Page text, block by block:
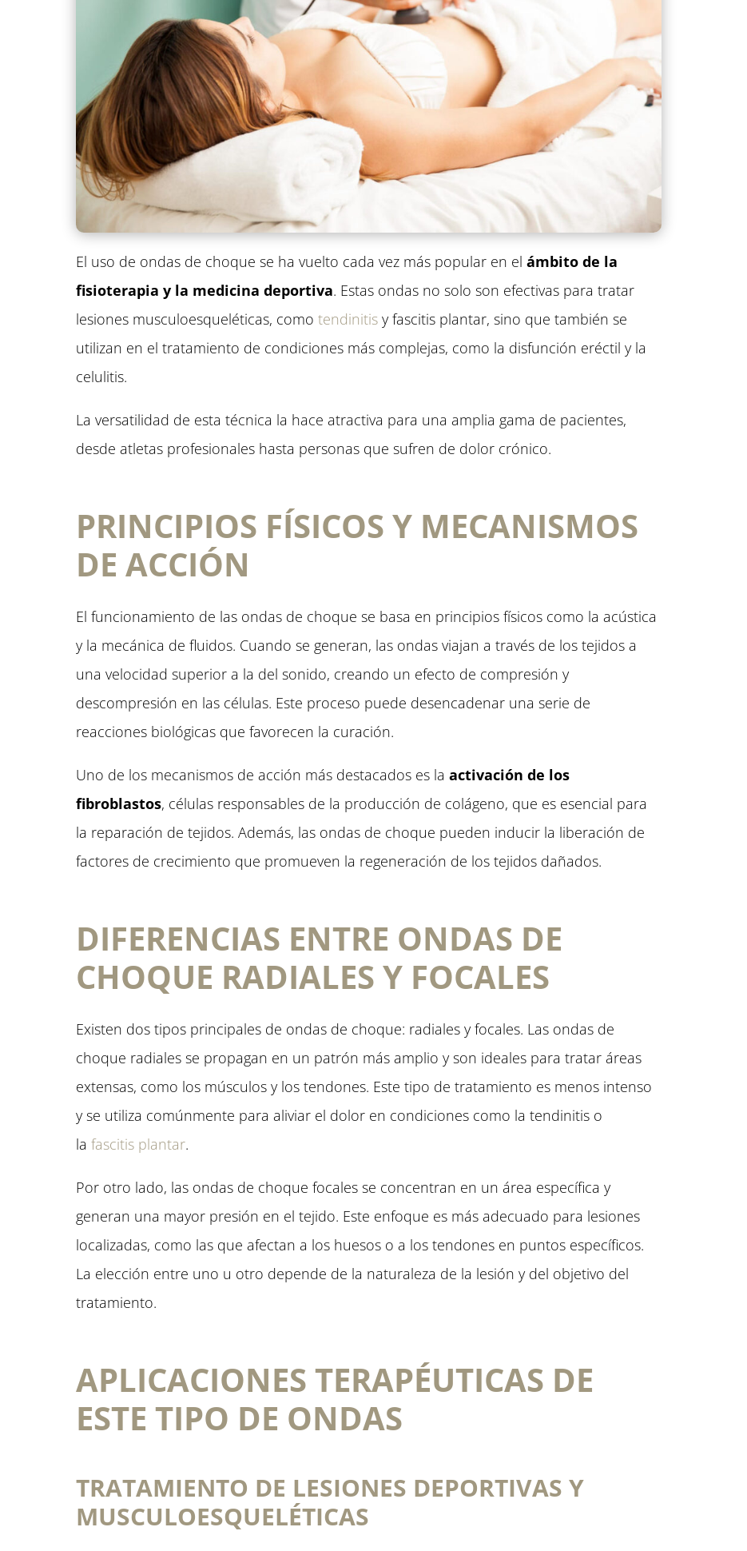
El uso de ondas de choque se ha vuelto cada vez más popular en elámbito de la
fisioterapia y la medicina deportiva. Estas ondas no solo son efectivas para tratar
lesiones musculoesqueléticas, comotendinitis y fascitis plantar, sino que también se
utilizan en el tratamiento de condiciones más complejas, como la disfunción eréctil y la
celulitis.
La versatilidad de esta técnica la hace atractiva para una amplia gama de pacientes,
desde atletas profesionales hasta personas que sufren de dolor crónico.
PRINCIPIOS FÍSICOS Y MECANISMOS
DE ACCIÓN
El funcionamiento de las ondas de choque se basa en principios físicos como la acústica
y la mecánica de fluidos. Cuando se generan, las ondas viajan a través de los tejidos a
una velocidad superior a la del sonido, creando un efecto de compresión y
descompresión en las células. Este proceso puede desencadenar una serie de
reacciones biológicas que favorecen la curación.
Uno de los mecanismos de acción más destacados es laactivación de los
fibroblastos, células responsables de la producción de colágeno, que es esencial para
la reparación de tejidos. Además, las ondas de choque pueden inducir la liberación de
factores de crecimiento que promueven la regeneración de los tejidos dañados.
DIFERENCIAS ENTRE ONDAS DE
CHOQUE RADIALES Y FOCALES
Existen dos tipos principales de ondas de choque: radiales y focales. Las ondas de
choque radiales se propagan en un patrón más amplio y son ideales para tratar áreas
extensas, como los músculos y los tendones. Este tipo de tratamiento es menos intenso
y se utiliza comúnmente para aliviar el dolor en condiciones como la tendinitis o
lafascitis plantar.
Por otro lado, las ondas de choque focales se concentran en un área específica y
generan una mayor presión en el tejido. Este enfoque es más adecuado para lesiones
localizadas, como las que afectan a los huesos o a los tendones en puntos específicos.
La elección entre uno u otro depende de la naturaleza de la lesión y del objetivo del
tratamiento.
APLICACIONES TERAPÉUTICAS DE
ESTE TIPO DE ONDAS
TRATAMIENTO DE LESIONES DEPORTIVAS Y
MUSCULOESQUELÉTICAS